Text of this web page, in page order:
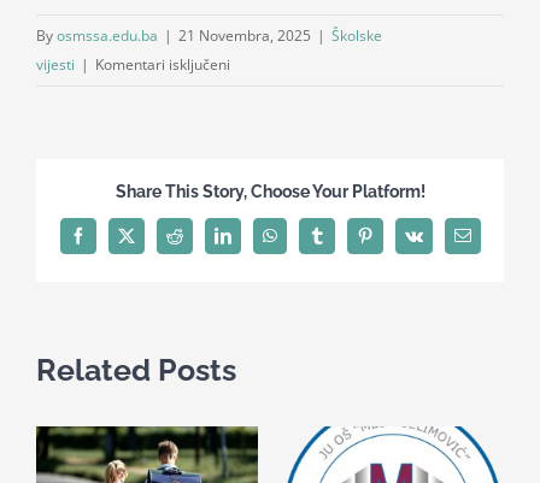
Byosmssa.edu.ba | 21 Novembra, 2025 | Školske
vijesti | Komentari isključeni
1.
mjesto
Share This Story, Choose Your Platform!
Facebook
X Reddit LinkedInWhatsAppTumblrPinterest
Vk Email
Related Posts